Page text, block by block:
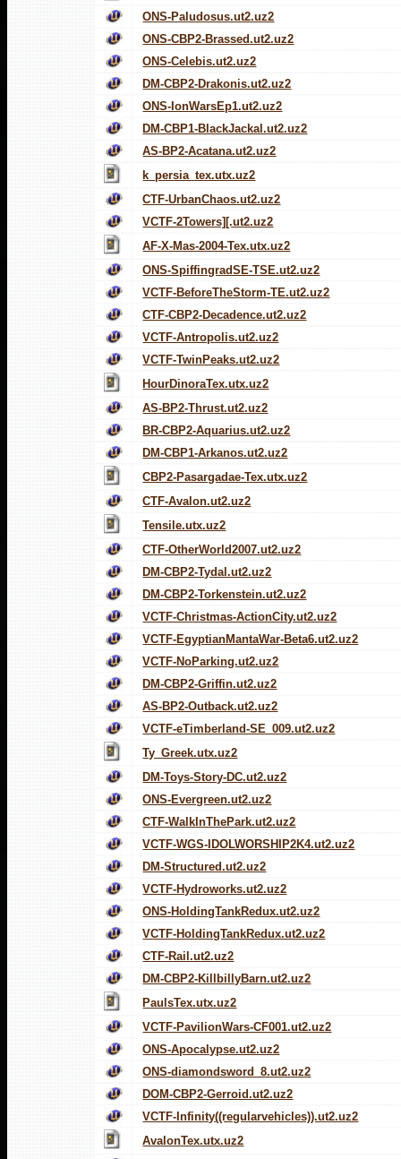
ONS-Paludosus.ut2.uz2
ONS-CBP2-Brassed.ut2.uz2
ONS-Celebis.ut2.uz2
DM-CBP2-Drakonis.ut2.uz2
ONS-IonWarsEp1.ut2.uz2
DM-CBP1-BlackJackal.ut2.uz2
AS-BP2-Acatana.ut2.uz2
k_persia_tex.utx.uz2
CTF-UrbanChaos.ut2.uz2
VCTF-2Towers][.ut2.uz2
AF-X-Mas-2004-Tex.utx.uz2
ONS-SpiffingradSE-TSE.ut2.uz2
VCTF-BeforeTheStorm-TE.ut2.uz2
CTF-CBP2-Decadence.ut2.uz2
VCTF-Antropolis.ut2.uz2
VCTF-TwinPeaks.ut2.uz2
HourDinoraTex.utx.uz2
AS-BP2-Thrust.ut2.uz2
BR-CBP2-Aquarius.ut2.uz2
DM-CBP1-Arkanos.ut2.uz2
CBP2-Pasargadae-Tex.utx.uz2
CTF-Avalon.ut2.uz2
Tensile.utx.uz2
CTF-OtherWorld2007.ut2.uz2
DM-CBP2-Tydal.ut2.uz2
DM-CBP2-Torkenstein.ut2.uz2
VCTF-Christmas-ActionCity.ut2.uz2
VCTF-EgyptianMantaWar-Beta6.ut2.uz2
VCTF-NoParking.ut2.uz2
DM-CBP2-Griffin.ut2.uz2
AS-BP2-Outback.ut2.uz2
VCTF-eTimberland-SE_009.ut2.uz2
Ty_Greek.utx.uz2
DM-Toys-Story-DC.ut2.uz2
ONS-Evergreen.ut2.uz2
CTF-WalkInThePark.ut2.uz2
VCTF-WGS-IDOLWORSHIP2K4.ut2.uz2
DM-Structured.ut2.uz2
VCTF-Hydroworks.ut2.uz2
ONS-HoldingTankRedux.ut2.uz2
VCTF-HoldingTankRedux.ut2.uz2
CTF-Rail.ut2.uz2
DM-CBP2-KillbillyBarn.ut2.uz2
PaulsTex.utx.uz2
VCTF-PavilionWars-CF001.ut2.uz2
ONS-Apocalypse.ut2.uz2
ONS-diamondsword_8.ut2.uz2
DOM-CBP2-Gerroid.ut2.uz2
VCTF-Infinity((regularvehicles)).ut2.uz2
AvalonTex.utx.uz2